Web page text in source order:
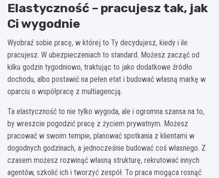
Elastyczność – pracujesz tak, jak
Ci wygodnie
Wyobraź sobie pracę, w której to Ty decydujesz, kiedy i ile
pracujesz. W ubezpieczeniach to standard. Możesz zacząć od
kilku godzin tygodniowo, traktując to jako dodatkowe źródło
dochodu, albo postawić na pełen etat i budować własną markę w
oparciu o współpracę z multiagencją.
Ta elastyczność to nie tylko wygoda, ale i ogromna szansa na to,
by wreszcie pogodzić pracę z życiem prywatnym. Możesz
pracować w swoim tempie, planować spotkania z klientami w
dogodnych godzinach, a jednocześnie budować coś własnego. Z
czasem możesz rozwinąć własną strukturę, rekrutować innych
agentów, szkolić ich i tworzyć zespół. To praca mogąca rosnąć